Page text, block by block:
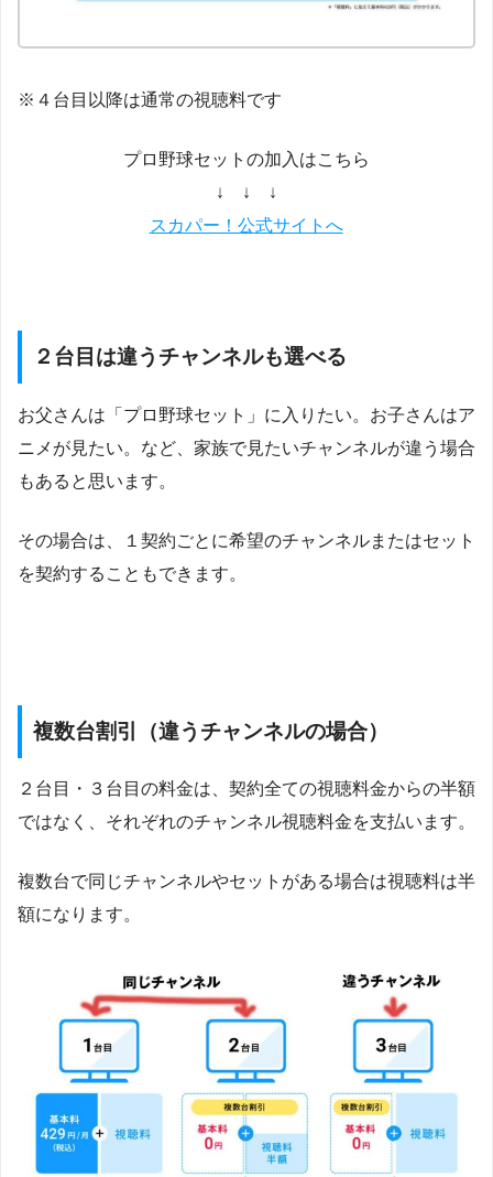
※４台目以降は通常の視聴料です
プロ野球セットの加入はこちら
↓ ↓ ↓
スカパー！公式サイトへ
２台目は違うチャンネルも選べる
お父さんは「プロ野球セット」に入りたい。お子さんはア
ニメが見たい。など、家族で見たいチャンネルが違う場合
もあると思います。
その場合は、１契約ごとに希望のチャンネルまたはセット
を契約することもできます。
複数台割引（違うチャンネルの場合）
２台目・３台目の料金は、契約全ての視聴料金からの半額
ではなく、それぞれのチャンネル視聴料金を支払います。
複数台で同じチャンネルやセットがある場合は視聴料は半
額になります。